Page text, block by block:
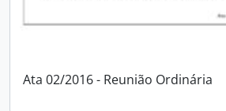
Ata 02/2016 - Reunião Ordinária